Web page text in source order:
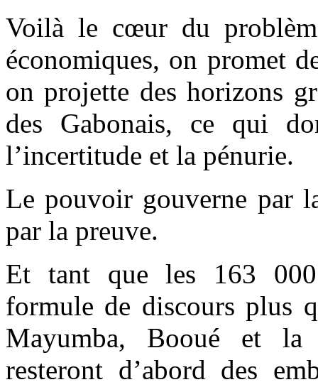
Voilà le cœur du
économiques, on promet
on projette des horizons
des Gabonais, ce qui
l’incertitude et la pénurie.
Le pouvoir gouverne par
par la preuve.
Et tant que les 163
formule de discours plus
Mayumba, Booué et la
resteront d’abord des